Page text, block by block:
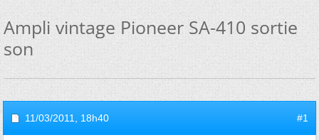
Ampli vintage Pioneer SA-410 sortie
son
11/03/2011, 18h40 #1